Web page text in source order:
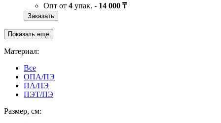
Опт от 4 упак. - 14 000 ₸
Заказать
Показать ещё
Материал:
Все
ОПА/ПЭ
ПА/ПЭ
ПЭТ/ПЭ
Размер, см: